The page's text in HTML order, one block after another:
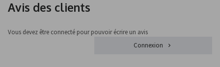
Avis des clients
Vous devez être connecté pour pouvoir écrire un avis
Connexion